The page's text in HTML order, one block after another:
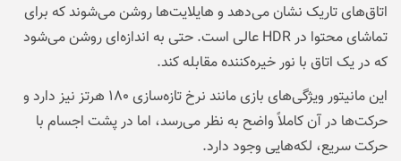
اتاق‌های تاریک نشان می‌دهد و هایلایت‌ها روشن می‌شوند که برای
تماشای محتوا در HDR عالی است. حتی به اندازه‌ای روشن می‌شود
که در یک اتاق با نور خیره‌کننده مقابله کند.
این مانیتور ویژگی‌های بازی مانند نرخ تازه‌سازی ۱۸۰ هرتز نیز دارد و
حرکت‌ها در آن کاملاً واضح به نظر می‌رسد، اما در پشت اجسام با
حرکت سریع، لکه‌هایی وجود دارد.